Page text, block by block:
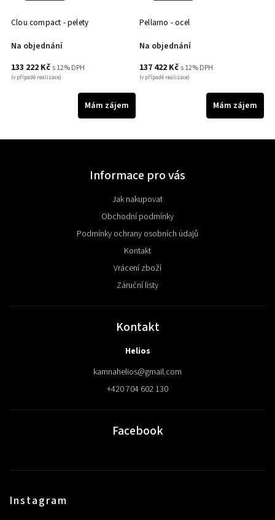
Clou compact - pelety
Na objednání
133 222 Kč s 12% DPH
(v případě realizace)
Mám zájem
Pellarno - ocel
Na objednání
137 422 Kč s 12% DPH
(v případě realizace)
Mám zájem
Informace pro vás
Jak nakupovat
Obchodní podmínky
Podmínky ochrany osobních údajů
Kontakt
Vrácení zboží
Záruční listy
Kontakt
Helios
kamnahelios@gmail.com
+420 704 602 130
Facebook
Instagram